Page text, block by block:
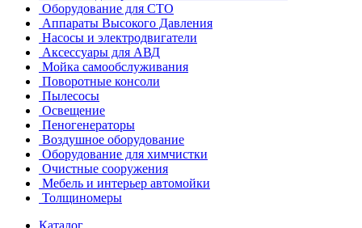
Оборудование для СТО
Аппараты Высокого Давления
Насосы и электродвигатели
Аксессуары для АВД
Мойка самообслуживания
Поворотные консоли
Пылесосы
Освещение
Пеногенераторы
Воздушное оборудование
Оборудование для химчистки
Очистные сооружения
Мебель и интерьер автомойки
Толщиномеры
Каталог